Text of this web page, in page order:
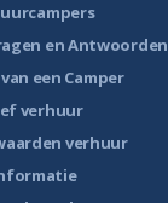
en Antwoorden
een Camper
verhuur
verhuur